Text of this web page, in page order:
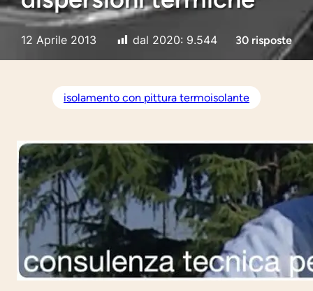
12 Aprile 2013 dal 2020: 9.544 30 risposte
isolamento con pittura termoisolante